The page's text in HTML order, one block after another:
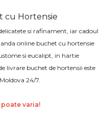
cu Hortensie
si rafinament, iar cadoul
online buchet cu hortensie
si eucalipt, in hartie
livrare buchet de hortensii este
24/7.
varia!